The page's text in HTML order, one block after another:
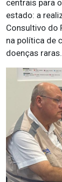
centrais para
estado: a
Consultivo do
na política de
doenças raras.